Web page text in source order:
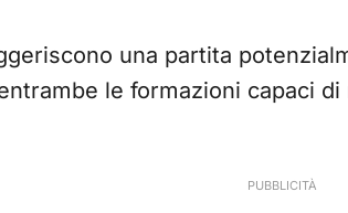
una partita
le formazioni capaci